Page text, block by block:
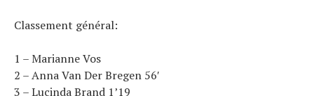
Classement général:
1 – Marianne Vos
2 – Anna Van Der Bregen 56′
3 – Lucinda Brand 1’19